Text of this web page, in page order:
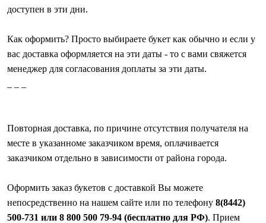
доступен в эти дни.
Как оформить? Просто выбираете букет как обычно и если у
вас доставка оформляется на эти даты - то с вами свяжется
менеджер для согласования доплаты за эти даты.
Повторная доставка, по причине отсутствия получателя на
месте в указанноме заказчиком время, оплачивается
заказчиком отдельно в зависимости от района города.
Оформить заказ букетов с доставкой Вы можете
непосредственно на нашем сайте или по телефону 8(8442)
500-731 или 8 800 500 79-94 (бесплатно для РФ). Прием